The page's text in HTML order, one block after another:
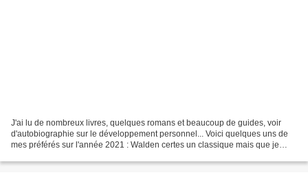
J'ai lu de nombreux livres, quelques romans et beaucoup de guides, voir
d'autobiographie sur le développement personnel... Voici quelques uns de
mes préférés sur l'année 2021 : Walden certes un classique mais que je